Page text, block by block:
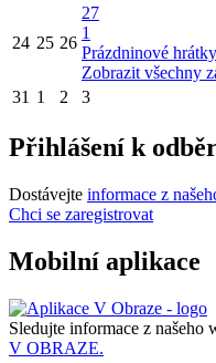
24 25 26
27
1
Prázdninové
Zobrazit všechny
31 1 2 3
Přihlášení k
Dostávejte informace z
Chci se zaregistrovat
Mobilní aplikace
Sledujte informace z našeho
V OBRAZE.